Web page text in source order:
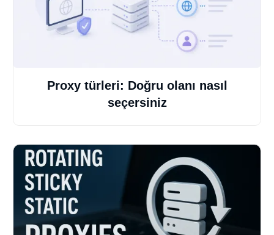
Proxy türleri: Doğru olanı nasıl
seçersiniz